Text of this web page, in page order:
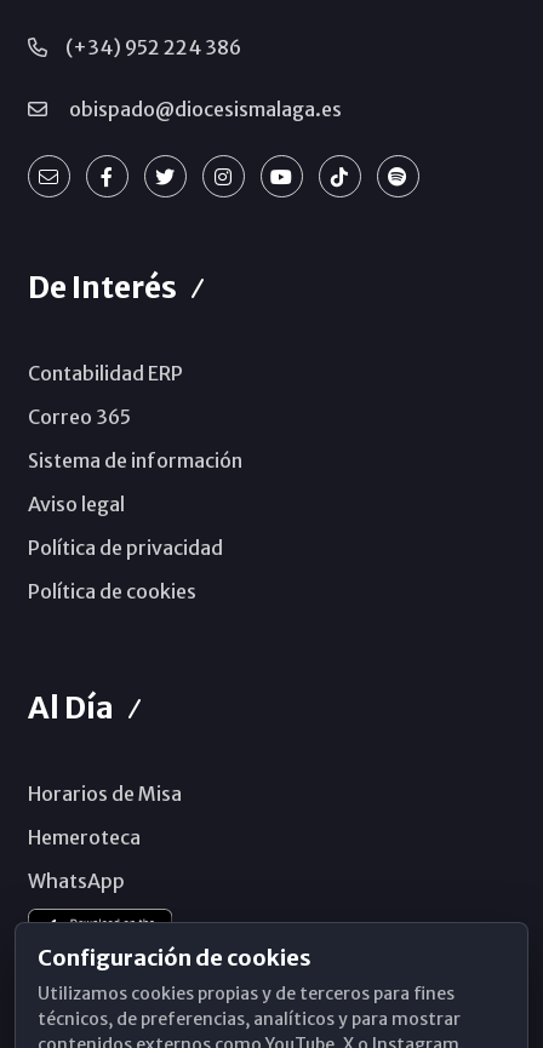
(+34) 952 224 386
obispado@diocesismalaga.es
De Interés
Contabilidad ERP
Correo 365
Sistema de información
Aviso legal
Política de privacidad
Política de cookies
Al Día
Horarios de Misa
Hemeroteca
WhatsApp
Configuración de cookies
Utilizamos cookies propias y de terceros para fines
técnicos, de preferencias, analíticos y para mostrar